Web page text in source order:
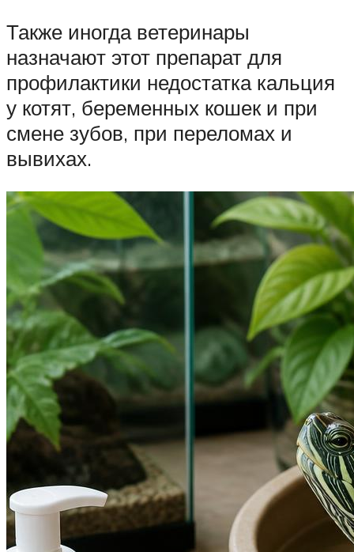
Также иногда ветеринары
назначают этот препарат для
профилактики недостатка кальция
у котят, беременных кошек и при
смене зубов, при переломах и
вывихах.